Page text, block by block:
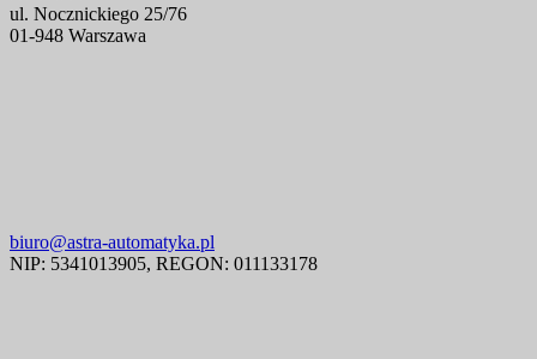
ul. Nocznickiego 25/76
01-948 Warszawa
biuro@astra-automatyka.pl
NIP: 5341013905, REGON: 011133178